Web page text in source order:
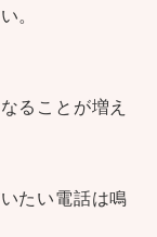
。
ることが増え
たい電話は鳴